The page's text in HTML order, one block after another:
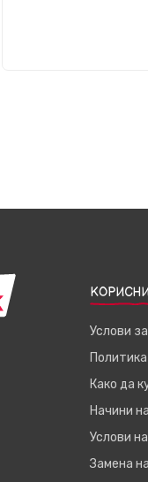
Услови
Како да
Начини
Услови
Замена